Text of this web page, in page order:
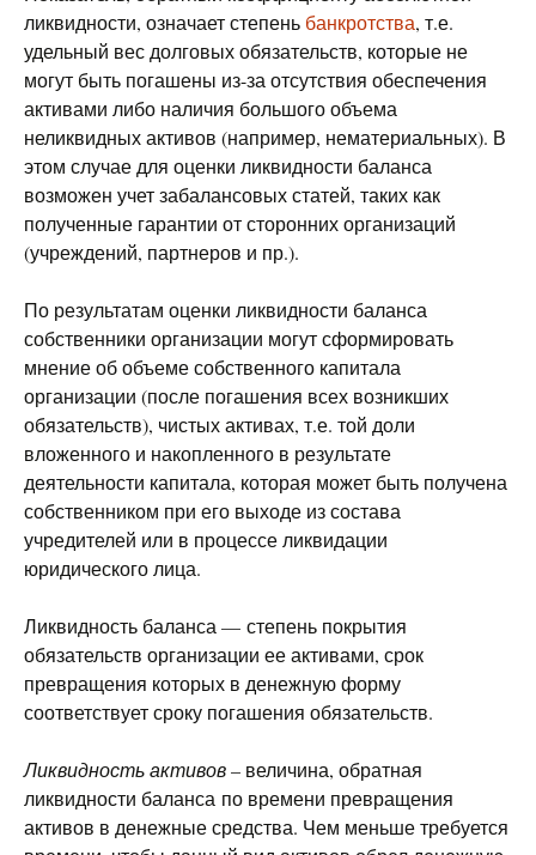
ликвидности, означает степень банкротства, т.е.
удельный вес долговых обязательств, которые не
могут быть погашены из-за отсутствия обеспечения
активами либо наличия большого объема
неликвидных активов (например, нематериальных). В
этом случае для оценки ликвидности баланса
возможен учет забалансовых статей, таких как
полученные гарантии от сторонних организаций
(учреждений, партнеров и пр.).
По результатам оценки ликвидности баланса
собственники организации могут сформировать
мнение об объеме собственного капитала
организации (после погашения всех возникших
обязательств), чистых активах, т.е. той доли
вложенного и накопленного в результате
деятельности капитала, которая может быть получена
собственником при его выходе из состава
учредителей или в процессе ликвидации
юридического лица.
Ликвидность баланса — степень покрытия
обязательств организации ее активами, срок
превращения которых в денежную форму
соответствует сроку погашения обязательств.
Ликвидность активов– величина, обратная
ликвидности баланса по времени превращения
активов в денежные средства. Чем меньше требуется